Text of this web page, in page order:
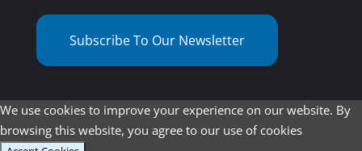
Subscribe To Our Newsletter
We use cookies to improve your experience on our website. By
browsing this website, you agree to our use of cookies